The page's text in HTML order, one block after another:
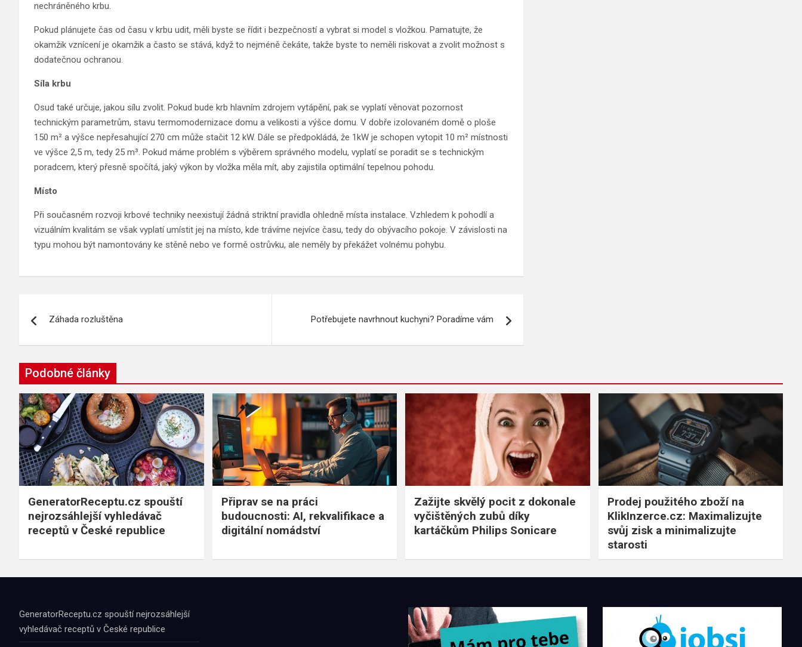
nechráněného krbu.
Pokud plánujete čas od času v krbu udit, měli byste se řídit i bezpečností a vybrat si model s vložkou. Pamatujte, že
okamžik vznícení je okamžik a často se stává, když to nejméně čekáte, takže byste to neměli riskovat a zvolit možnost s
dodatečnou ochranou.
Síla krbu
Osud také určuje, jakou sílu zvolit. Pokud bude krb hlavním zdrojem vytápění, pak se vyplatí věnovat pozornost
technickým parametrům, stavu termomodernizace domu a velikosti a výšce domu. V dobře izolovaném domě o ploše
150 m² a výšce nepřesahující 270 cm může stačit 12 kW. Dále se předpokládá, že 1kW je schopen vytopit 10 m² místnosti
ve výšce 2,5 m, tedy 25 m³. Pokud máme problém s výběrem správného modelu, vyplatí se poradit se s technickým
poradcem, který přesně spočítá, jaký výkon by vložka měla mít, aby zajistila optimální tepelnou pohodu.
Místo
Při současném rozvoji krbové techniky neexistují žádná striktní pravidla ohledně místa instalace. Vzhledem k pohodlí a
vizuálním kvalitám se však vyplatí umístit jej na místo, kde trávíme nejvíce času, tedy do obývacího pokoje. V závislosti na
typu mohou být namontovány ke stěně nebo ve formě ostrůvku, ale neměly by překážet volnému pohybu.
pro
Záhada rozluštěna Potřebujete navrhnout kuchyni? Poradíme vám
Podobné články
GeneratorReceptu.cz spouští
nejrozsáhlejší vyhledávač
receptů v České republice
Připrav se na práci
budoucnosti: AI, rekvalifikace a
digitální nomádství
Zažijte skvělý pocit z dokonale
vyčištěných zubů díky
kartáčkům Philips Sonicare
Prodej použitého zboží na
KlikInzerce.cz: Maximalizujte
svůj zisk a minimalizujte
starosti
GeneratorReceptu.cz spouští nejrozsáhlejší
vyhledávač receptů v České republice